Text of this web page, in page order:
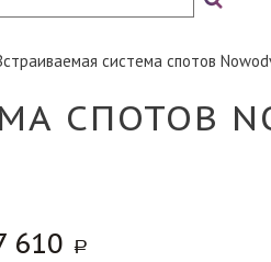
система спотов
СПОТОВ
610